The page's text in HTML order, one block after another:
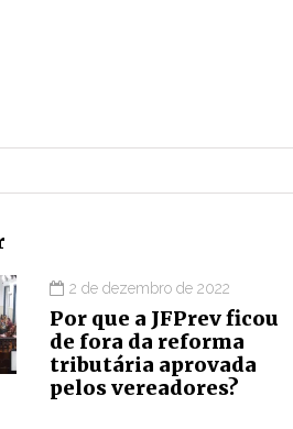
2 de dezembro de 2022
Por que a JFPrev ficou
de fora da reforma
tributária aprovada
pelos vereadores?